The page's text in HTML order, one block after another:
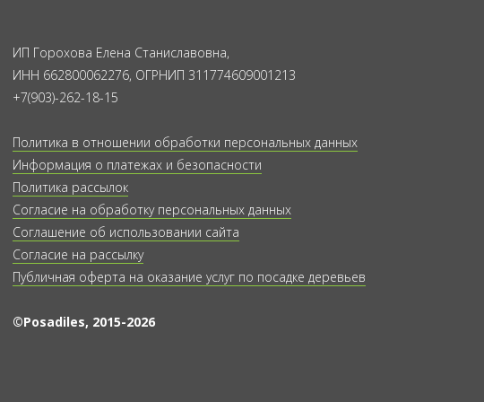
ИП Горохова Елена Станиславовна,
ИНН 662800062276, ОГРНИП 311774609001213
+7(903)-262-18-15
Политика в отношении обработки персональных данных
Информация о платежах и безопасности
Политика рассылок
Согласие на обработку персональных данных
Соглашение об использовании сайта
Согласие на рассылку
Публичная оферта на оказание услуг по посадке деревьев
©Posadiles, 2015-2026